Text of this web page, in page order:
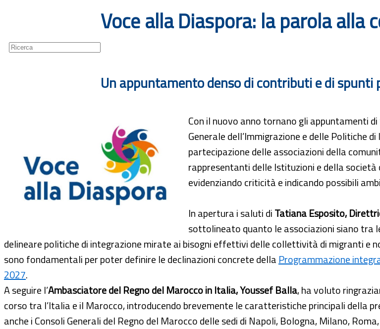
Voce alla Diaspora: la parola
Un appuntamento denso di contributi e di spunti
Con il nuovo anno tornano gli appuntamenti di
Generale dell’Immigrazione e delle Politiche
partecipazione delle associazioni della
rappresentanti delle Istituzioni e della
evidenziando criticità e indicando possibili
In apertura i saluti diTatiana Esposito,
sottolineato quanto le associazioni siano tra
delineare politiche di integrazione mirate ai bisogni effettivi delle collettività di migranti
sono fondamentali per poter definire le declinazioni concrete della Programmazione
2027.
A seguire l’Ambasciatore del Regno del Marocco in Italia, Youssef Balla, ha voluto
corso tra l’Italia e il Marocco, introducendo brevemente le caratteristiche principali della
anche i Consoli Generali del Regno del Marocco delle sedi di Napoli, Bologna, Milano,